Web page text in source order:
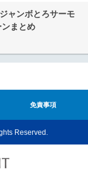
ャンボとろサーモ
まとめ
免責事項
Reserved.